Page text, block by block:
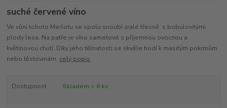
suché červené víno
Ve vůni tohoto Merlotu se spolu snoubí zralé třesně s bobulovitými
plody lesa. Na patře je víno sametové s příjemnou ovocnou a
květinovou chutí. Díky jeho tělnatosti se skvěle hodí k masitým pokrmům
nebo těstovinám. celý popis
Dostupnost Skladem > 6 ks